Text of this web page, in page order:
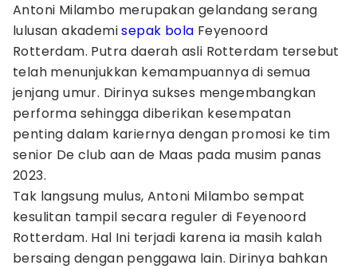
Antoni Milambo merupakan gelandang serang
lulusan akademisepak bola Feyenoord
Rotterdam. Putra daerah asli Rotterdam tersebut
telah menunjukkan kemampuannya di semua
jenjang umur. Dirinya sukses mengembangkan
performa sehingga diberikan kesempatan
penting dalam kariernya dengan promosi ke tim
senior De club aan de Maas pada musim panas
2023.
Tak langsung mulus, Antoni Milambo sempat
kesulitan tampil secara reguler di Feyenoord
Rotterdam. Hal Ini terjadi karena ia masih kalah
bersaing dengan penggawa lain. Dirinya bahkan